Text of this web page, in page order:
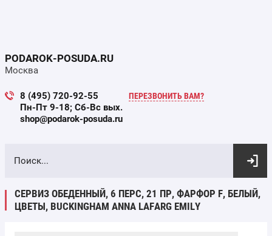
PODAROK-POSUDA.RU
Москва
8 (495) 720-92-55
Пн-Пт 9-18; Сб-Вс вых.
shop@podarok-posuda.ru
ПЕРЕЗВОНИТЬ ВАМ?
ВЫБОР ПО ПАРАМЕТРАМ
СЕРВИЗ ОБЕДЕННЫЙ, 6 ПЕРС, 21 ПР, ФАРФОР F, БЕЛЫЙ,
ЦВЕТЫ, BUCKINGHAM ANNA LAFARG EMILY